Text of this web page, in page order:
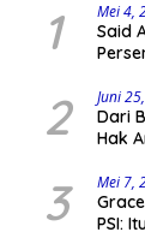
1 Mei 4,
Said
2 Juni
Dari
Hak
3 Mei 7,
PSI: